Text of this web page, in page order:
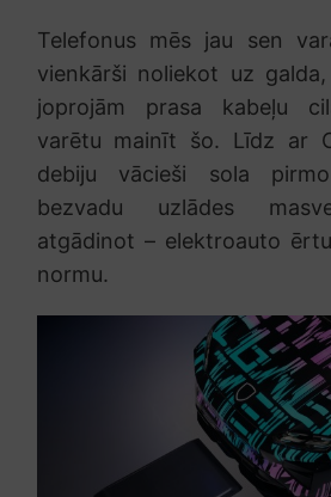
Telefonus mēs jau sen
vienkārši noliekot uz
joprojām prasa kabeļu
varētu mainīt šo. Līdz ar
debiju vācieši sola
bezvadu uzlādes
atgādinot – elektroauto
normu.